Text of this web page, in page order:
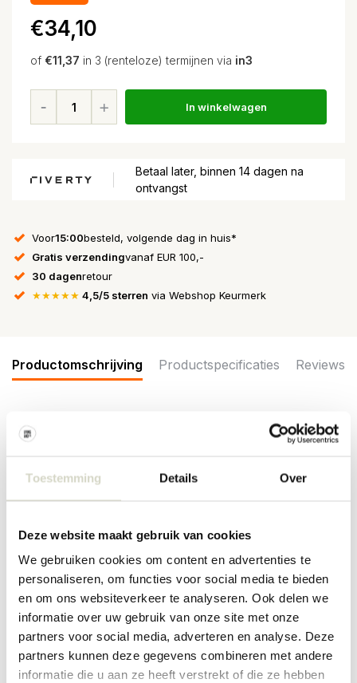
Toestemming Details Over
Deze website maakt gebruik van cookies
We gebruiken cookies om content en advertenties te
personaliseren, om functies voor social media te bieden
en om ons websiteverkeer te analyseren. Ook delen we
informatie over uw gebruik van onze site met onze
partners voor social media, adverteren en analyse. Deze
partners kunnen deze gegevens combineren met andere
informatie die u aan ze heeft verstrekt of die ze hebben
€34,10
of €11,37 in 3 (renteloze) termijnen via in3
In winkelwagen
Betaal later, binnen 14 dagen na
ontvangst
Voor15:00besteld, volgende dag in huis*
Gratis verzendingvanaf EUR 100,-
30 dagenretour
★★★★★ 4,5/5 sterren via Webshop Keurmerk
Productomschrijving Productspecificaties Reviews
De Hue serie van Broste Copenhagen bestaat uit verschillende
soorten glaswerk. Allemaal gemaakt van mond geblazen glas. De
kleuren. Afmeting Ø10,8x24cm, inhoud 110cl
Afmeting:Ø10,8 x hoogte 24cm
Materiaal: mond geblazen glas
PRODUCTSPECIFICATIES
Artikelnummer 14496252